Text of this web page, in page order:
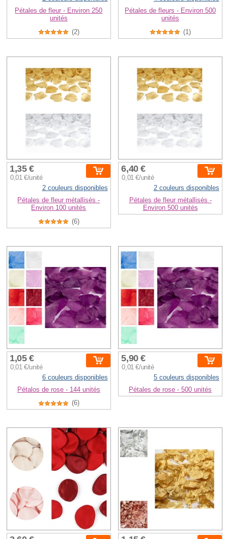
Pétales de fleur - Environ 250
unités
(2)
Pétales de fleurs - Environ 500
unités
(1)
1,35 €
0,01 €/unité
2 couleurs disponibles
Pétales de fleur métallisés -
Environ 100 unités
(6)
6,40 €
0,01 €/unité
2 couleurs disponibles
Pétales de fleur métallisés -
Environ 500 unités
1,05 €
0,01 €/unité
6 couleurs disponibles
Pétalos de rose - 144 unités
(6)
5,90 €
0,01 €/unité
5 couleurs disponibles
Pétales de rose - 500 unités